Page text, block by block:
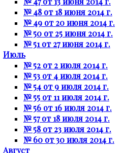
№ 48 от 18 июня 2014 г.
№ 49 от 20 июня 2014 г.
№ 50 от 25 июня 2014 г.
№ 51 от 27 июня 2014 г.
Июль
№ 52 от 2 июля 2014 г.
№ 53 от 4 июля 2014 г.
№ 54 от 9 июля 2014 г.
№ 55 от 11 июля 2014 г.
№ 56 от 16 июля 2014 г.
№ 57 от 18 июля 2014 г.
№ 58 от 23 июля 2014 г.
№ 60 от 30 июля 2014 г.
Август